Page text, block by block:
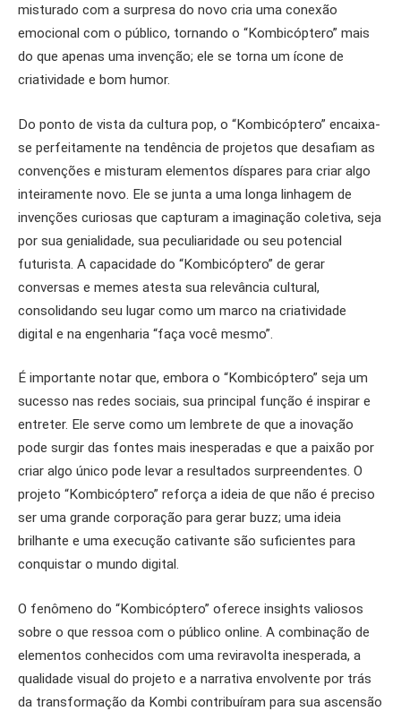
misturado com a surpresa do novo cria uma conexão
emocional com o público, tornando o “Kombicóptero” mais
do que apenas uma invenção; ele se torna um ícone de
criatividade e bom humor.
Do ponto de vista da cultura pop, o “Kombicóptero” encaixa-
se perfeitamente na tendência de projetos que desafiam as
convenções e misturam elementos díspares para criar algo
inteiramente novo. Ele se junta a uma longa linhagem de
invenções curiosas que capturam a imaginação coletiva, seja
por sua genialidade, sua peculiaridade ou seu potencial
futurista. A capacidade do “Kombicóptero” de gerar
conversas e memes atesta sua relevância cultural,
consolidando seu lugar como um marco na criatividade
digital e na engenharia “faça você mesmo”.
É importante notar que, embora o “Kombicóptero” seja um
sucesso nas redes sociais, sua principal função é inspirar e
entreter. Ele serve como um lembrete de que a inovação
pode surgir das fontes mais inesperadas e que a paixão por
criar algo único pode levar a resultados surpreendentes. O
projeto “Kombicóptero” reforça a ideia de que não é preciso
ser uma grande corporação para gerar buzz; uma ideia
brilhante e uma execução cativante são suficientes para
conquistar o mundo digital.
O fenômeno do “Kombicóptero” oferece insights valiosos
sobre o que ressoa com o público online. A combinação de
elementos conhecidos com uma reviravolta inesperada, a
qualidade visual do projeto e a narrativa envolvente por trás
da transformação da Kombi contribuíram para sua ascensão